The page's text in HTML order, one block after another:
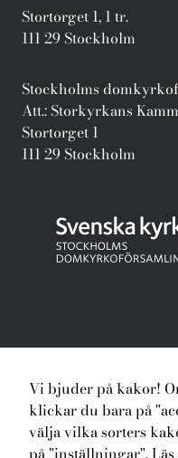
Stortorget 1, 1 tr.
111 29 Stockholm
Stockholms
Att.: Storkyrkans
Stortorget 1
111 29 Stockholm
Hem
Dirigenten
Vi bjuder på kakor!
klickar du bara på
välja vilka sorters
på "inställningar".